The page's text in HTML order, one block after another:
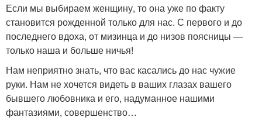
Если мы выбираем женщину, то она уже по факту
становится рожденной только для нас. С первого и до
последнего вдоха, от мизинца и до низов поясницы —
только наша и больше ничья!
Нам неприятно знать, что вас касались до нас чужие
руки. Нам не хочется видеть в ваших глазах вашего
бывшего любовника и его, надуманное нашими
фантазиями, совершенство…